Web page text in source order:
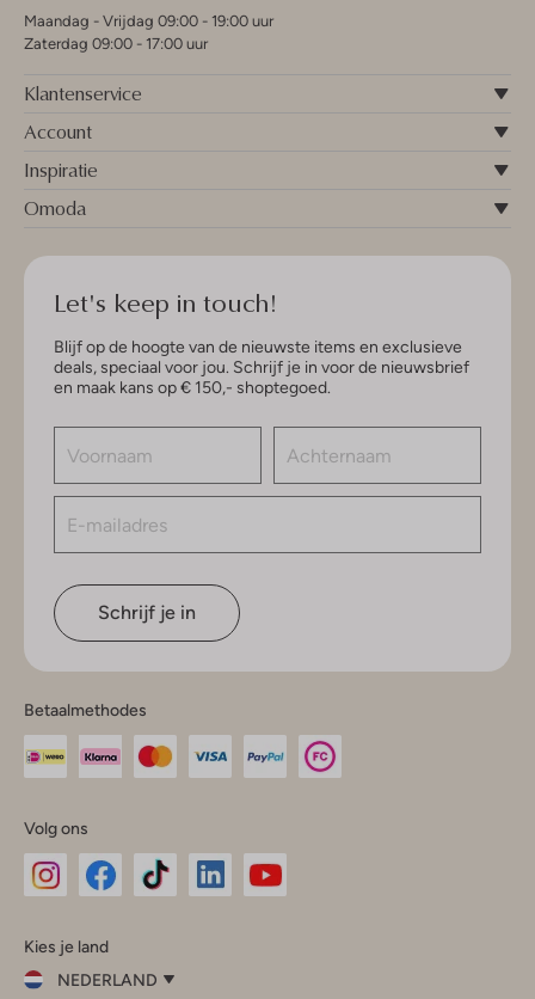
Maandag - Vrijdag 09:00 - 19:00 uur
Zaterdag 09:00 - 17:00 uur
Klantenservice
Account
Inspiratie
Omoda
Let's keep in touch!
Blijf op de hoogte van de nieuwste items en exclusieve
deals, speciaal voor jou. Schrijf je in voor de nieuwsbrief
en maak kans op € 150,- shoptegoed.
Schrijf je in
Betaalmethodes
Volg ons
InstagramFacebook
Kies je land
NEDERLAND